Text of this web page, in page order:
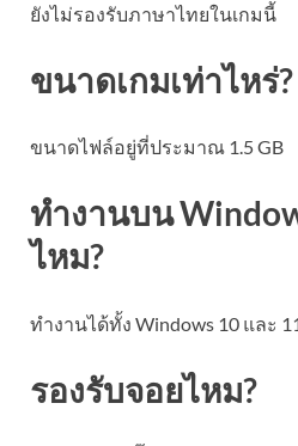
ยังไม่รองรับภาษาไทยในเกมนี้
ขนาดเกมเท่าไหร่?
ขนาดไฟล์อยู่ที่ประมาณ 1.5 GB
ทำงานบน
ไหม?
ทำงานได้ทั้ง Windows 10 และ
รองรับจอยไหม?